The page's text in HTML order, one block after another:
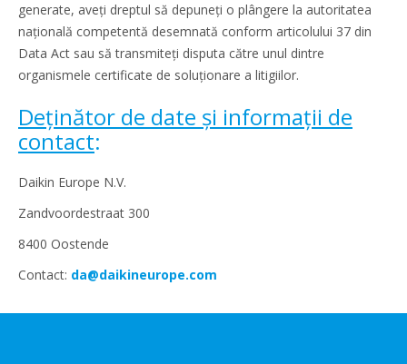
generate, aveți dreptul să depuneți o plângere la autoritatea
națională competentă desemnată conform articolului 37 din
Data Act sau să transmiteți disputa către unul dintre
organismele certificate de soluționare a litigiilor.
Deținător de date și informații de
contact:
Daikin Europe N.V.
Zandvoordestraat 300
8400 Oostende
Contact: da@daikineurope.com